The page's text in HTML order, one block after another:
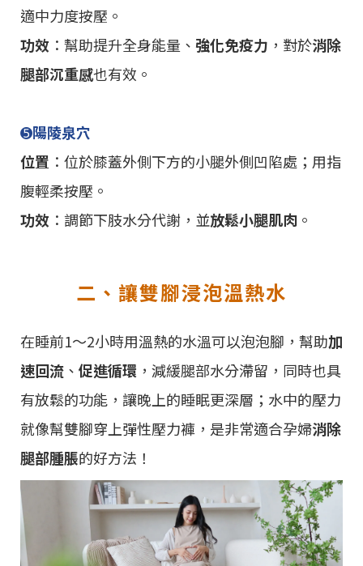
適中力度按壓。
功效 ：幫助提升全身能量、 強化免疫力 ，對於消除
腿部沉重感也有效。
➎陽陵泉穴
位置 ：位於膝蓋外側下方的小腿外側凹陷處；用指
腹輕柔按壓。
功效 ：調節下肢水分代謝，並放鬆小腿肌肉 。
二、讓雙腳浸泡溫熱水
在睡前1～2小時用溫熱的水溫可以泡泡腳，幫助加
速回流 、 促進循環 ，減緩腿部水分滯留，同時也具
有放鬆的功能，讓晚上的睡眠更深層；水中的壓力
就像幫雙腳穿上彈性壓力褲，是非常適合孕婦消除
腿部腫脹的好方法！